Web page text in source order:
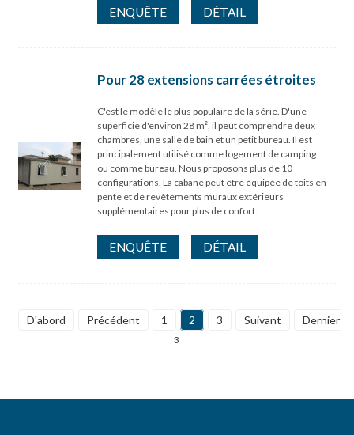
ENQUÊTE DÉTAIL
Pour 28 extensions carrées étroites
C'est le modèle le plus populaire de la série. D'une
superficie d'environ 28 m², il peut comprendre deux
chambres, une salle de bain et un petit bureau. Il est
principalement utilisé comme logement de camping
ou comme bureau. Nous proposons plus de 10
configurations. La cabane peut être équipée de toits en
pente et de revêtements muraux extérieurs
supplémentaires pour plus de confort.
ENQUÊTE DÉTAIL
D'abord Précédent 1 2 3 Suivant Dernier
3